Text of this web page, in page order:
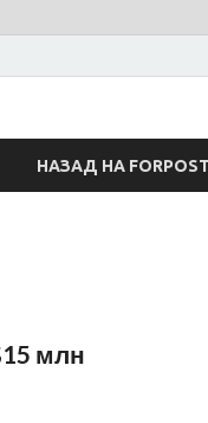
НАЗАД НА FORPOST
млн